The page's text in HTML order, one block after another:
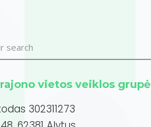
vietos veiklos grupė
302311273